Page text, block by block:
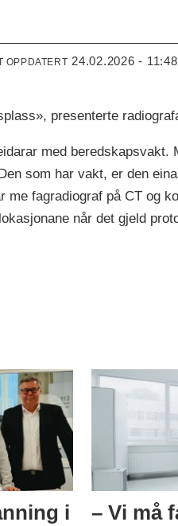
OPPDATERT 24.02.2026 - 11:48
presenterte
med
som har vakt, er den
me fagradiograf på CT og
når det gjeld
i
– Vi må